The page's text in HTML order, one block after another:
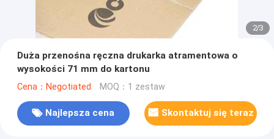
2/3
Duża przenośna ręczna drukarka atramentowa o
wysokości 71 mm do kartonu
Cena：Negotiated MOQ：1 zestaw
Najlepsza cena Skontaktuj się teraz